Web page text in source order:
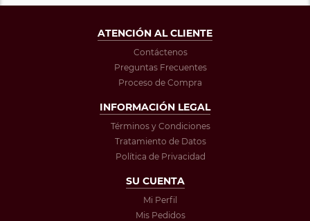
ATENCIÓN AL CLIENTE
Contáctenos
Preguntas Frecuentes
Proceso de Compra
INFORMACIÓN LEGAL
Términos y Condiciones
Tratamiento de Datos
Política de Privacidad
SU CUENTA
Mi Perfil
Mis Pedidos